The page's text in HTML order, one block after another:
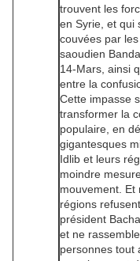
trouvent les
en Syrie, et qui
couvées par
saoudien
14-Mars, ainsi
entre la
Cette impasse
transformer la
populaire, en
gigantesques
Idlib et leurs
moindre
mouvement. Et
régions
président
et ne
personnes tout